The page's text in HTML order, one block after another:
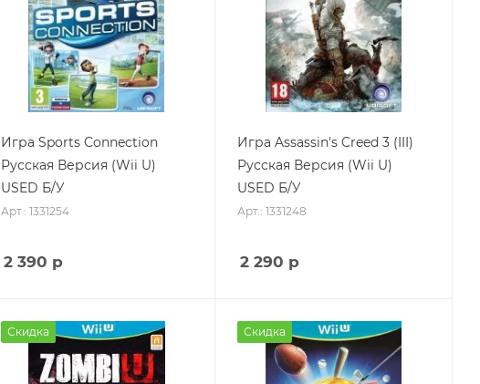
Игра Sports Connection
Русская Версия (Wii U)
USED Б/У
Арт.: 1331254
2 390 р
Игра Assassin's Creed 3 (III)
Русская Версия (Wii U)
USED Б/У
Арт.: 1331248
2 290 р
Скидка Скидка